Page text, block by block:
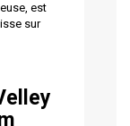
est
sur